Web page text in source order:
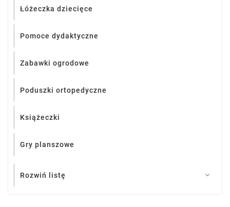
Łóżeczka dziecięce
Pomoce dydaktyczne
Zabawki ogrodowe
Poduszki ortopedyczne
Książeczki
Gry planszowe
Rozwiń listę 